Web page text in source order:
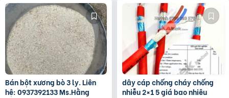
Bán bột xương bò 3 ly. Liên
hệ: 0937392133 Ms.Hằng
dây cáp chống cháy chống
nhiễu 2×1 5 giá bao nhiêu